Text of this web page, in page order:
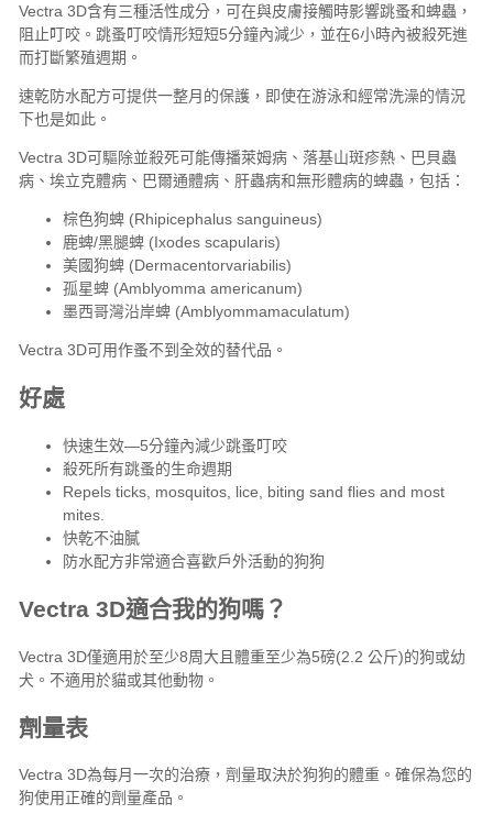
Vectra 3D含有三種活性成分，可在與皮膚接觸時影響跳蚤和蜱蟲，
阻止叮咬。跳蚤叮咬情形短短5分鐘內減少，並在6小時內被殺死進
而打斷繁殖週期。
速乾防水配方可提供一整月的保護，即使在游泳和經常洗澡的情況
下也是如此。
Vectra 3D可驅除並殺死可能傳播萊姆病、落基山斑疹熱、巴貝蟲
病、埃立克體病、巴爾通體病、肝蟲病和無形體病的蜱蟲，包括：
棕色狗蜱 (Rhipicephalus sanguineus)
鹿蜱/黑腿蜱 (Ixodes scapularis)
美國狗蜱 (Dermacentorvariabilis)
孤星蜱 (Amblyomma americanum)
墨西哥灣沿岸蜱 (Amblyommamaculatum)
Vectra 3D可用作蚤不到全效的替代品。
好處
快速生效—5分鐘內減少跳蚤叮咬
殺死所有跳蚤的生命週期
Repels ticks, mosquitos, lice, biting sand flies and most
mites.
快乾不油膩
防水配方非常適合喜歡戶外活動的狗狗
Vectra 3D適合我的狗嗎？
Vectra 3D僅適用於至少8周大且體重至少為5磅(2.2 公斤)的狗或幼
犬。不適用於貓或其他動物。
劑量表
Vectra 3D為每月一次的治療，劑量取決於狗狗的體重。確保為您的
狗使用正確的劑量產品。